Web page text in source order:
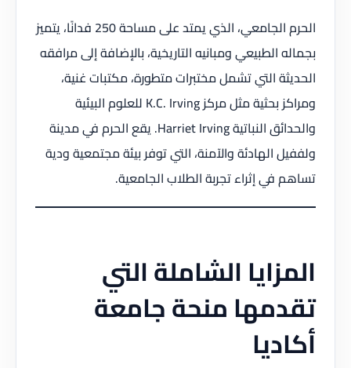
الحرم الجامعي، الذي يمتد على مساحة 250 فدانًا، يتميز
بجماله الطبيعي ومبانيه التاريخية، بالإضافة إلى مرافقه
الحديثة التي تشمل مختبرات متطورة، مكتبات غنية،
ومراكز بحثية مثل مركز K.C. Irving للعلوم البيئية
والحدائق النباتية Harriet Irving. يقع الحرم في مدينة
ولففيل الهادئة والآمنة، التي توفر بيئة مجتمعية ودية
تساهم في إثراء تجربة الطلاب الجامعية.
المزايا الشاملة التي
تقدمها منحة جامعة
أكاديا